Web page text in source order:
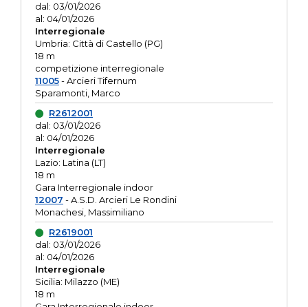
dal: 03/01/2026
al: 04/01/2026
Interregionale
Umbria: Città di Castello (PG)
18 m
competizione interregionale
11005- Arcieri Tifernum
Sparamonti, Marco
R2612001
dal: 03/01/2026
al: 04/01/2026
Interregionale
Lazio: Latina (LT)
18 m
Gara Interregionale indoor
12007 - A.S.D. Arcieri Le Rondini
Monachesi, Massimiliano
R2619001
dal: 03/01/2026
al: 04/01/2026
Interregionale
Sicilia: Milazzo (ME)
18 m